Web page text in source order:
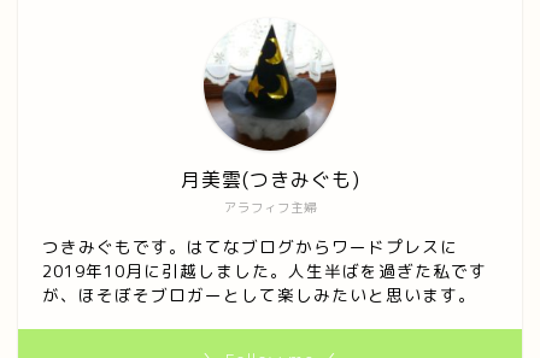
アラフィフ主婦
月美雲(つきみぐも)
つきみぐもです。はてなブログからワードプレスに
2019年10月に引越しました。人生半ばを過ぎた私です
が、ほそぼそブロガーとして楽しみたいと思います。
ホーム